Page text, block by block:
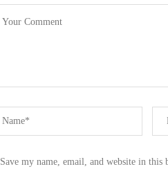
Save my name, email, and website in